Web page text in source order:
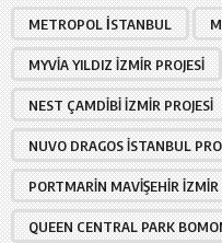
METROPOL İSTANBUL
MYVIA YILDIZ İZMIR PROJESI
NEST ÇAMDIBI İZMIR PROJESI
NUVO DRAGOS İSTANBUL
PORTMARIN MAVIŞEHIR İZMIR
QUEEN CENTRAL PARK